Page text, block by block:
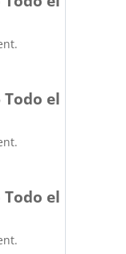
Todo el
Todo el